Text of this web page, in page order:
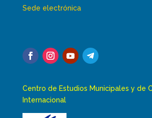
Sede electrónica
Centro de Estudios Municipales y de
Internacional